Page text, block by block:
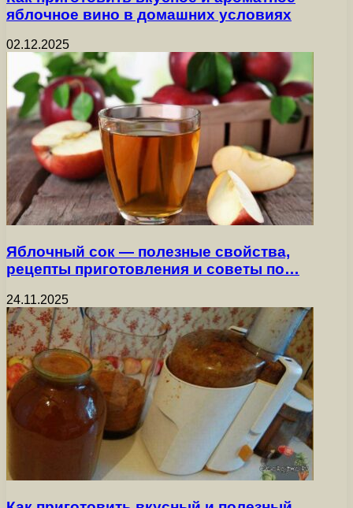
яблочное вино в домашних условиях
02.12.2025
Яблочный сок — полезные свойства,
рецепты приготовления и советы по…
24.11.2025